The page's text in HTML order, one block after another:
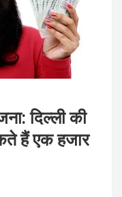
दिल्ली की
हैं एक हजार